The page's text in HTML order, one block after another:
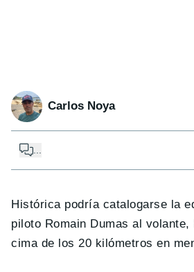
Carlos Noya
Histórica podría catalogarse la
piloto Romain Dumas al
cima de los 20 kilómetros en